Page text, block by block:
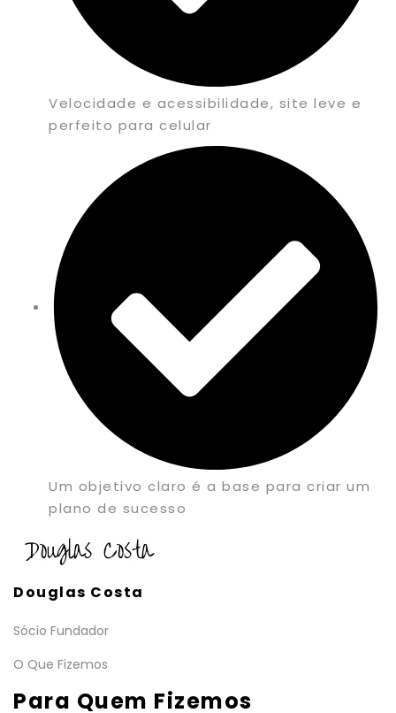
Velocidade e acessibilidade, site leve e
perfeito para celular
Um objetivo claro é a base para criar um
plano de sucesso
Douglas Costa
Sócio Fundador
O Que Fizemos
Para Quem Fizemos